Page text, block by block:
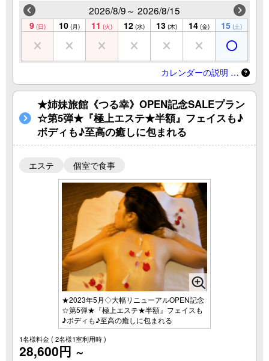
2026/8/9～ 2026/8/15
9 (日) 10 (月) 11 (火) 12 (水) 13 (木) 14 (金) 15 (土)
カレンダーの説明 …
★姉妹旅館《つる幸》OPEN記念SALEプラン
☆第5弾★『極上エステ★半額』フェイスも♪
ボディも♪至高の癒しに包まれる
エステ 個室で食事
★2023年5月◇大幅リニューアルOPEN記念
☆第5弾★『極上エステ★半額』フェイスも
♪ボディも♪至高の癒しに包まれる
1名様料金( 2名様1室利用時 )
28,600円 ～